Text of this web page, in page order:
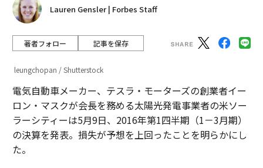
Lauren Gensler | Forbes Staff
著者フォロー 記事を保存
leungchopan / Shutterstock
電気自動車メーカー、テスラ・モーターズの創業者イー
ロン・マスクが会長を務める太陽光発電事業者の米ソー
ラーシティーは5月9日、2016年第1四半期（1－3月期）
の決算を発表。損失が予想を上回ったことを明らかにし
た。